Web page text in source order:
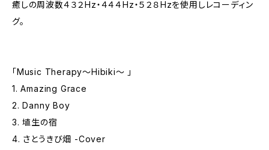
癒しの周波数４３２Hz・４４４Hz・５２８Hzを使用しレコーディン
グ。
「Music Therapy〜Hibiki〜 」
1. Amazing Grace
2. Danny Boy
3. 埴生の宿
4. さとうきび畑 -Cover